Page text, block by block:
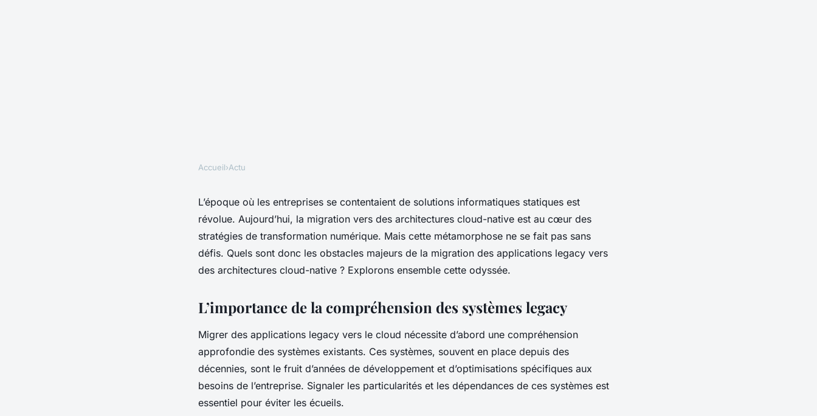
Quels sont les défis de la migration
des applications legacy vers des
architectures cloud-native?
Accueil›Actu
L’époque où les entreprises se contentaient de solutions informatiques statiques est
révolue. Aujourd’hui, la migration vers des architectures cloud-native est au cœur des
stratégies de transformation numérique. Mais cette métamorphose ne se fait pas sans
défis. Quels sont donc les obstacles majeurs de la migration des applications legacy vers
des architectures cloud-native ? Explorons ensemble cette odyssée.
L’importance de la compréhension des systèmes legacy
Migrer des applications legacy vers le cloud nécessite d’abord une compréhension
approfondie des systèmes existants. Ces systèmes, souvent en place depuis des
décennies, sont le fruit d’années de développement et d’optimisations spécifiques aux
besoins de l’entreprise. Signaler les particularités et les dépendances de ces systèmes est
essentiel pour éviter les écueils.